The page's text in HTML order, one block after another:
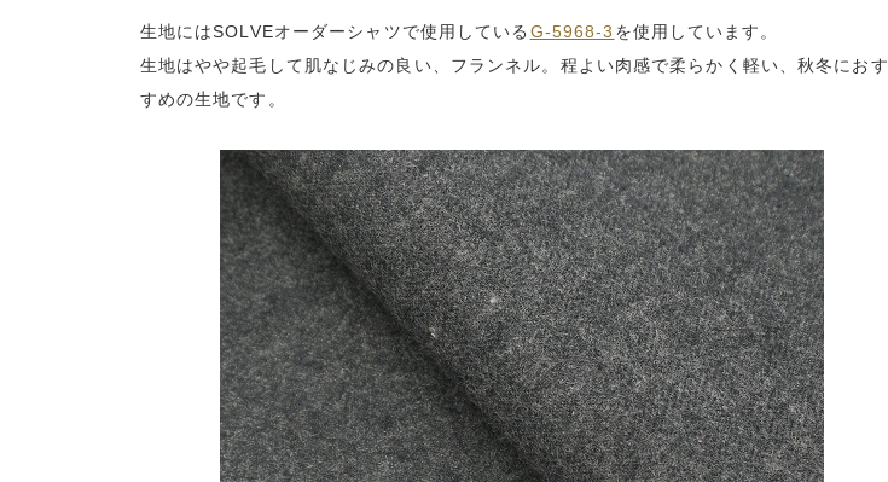
生地にはSOLVEオーダーシャツで使用している G-5968-3 を使用しています。
生地はやや起毛して肌なじみの良い、フランネル。程よい肉感で柔らかく軽い、秋冬におす
すめの生地です。